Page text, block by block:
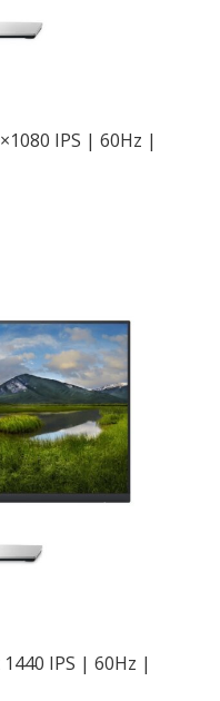
IPS | 60Hz |
1440 IPS | 60Hz |